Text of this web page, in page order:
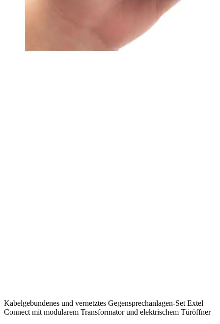
Kabelgebundenes und vernetztes Gegensprechanlagen-Set Extel
Connect mit modularem Transformator und elektrischem Türöffner